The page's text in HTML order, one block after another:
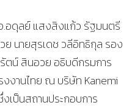
.อดุลย์ แสงสิงแก้ว รัฐมนตรี
ย นายสุรเดช วลีอิทธิกุล รอง
ตน์ สินอวย อธิบดีกรมการ
งานไทย ณ บริษัท Kanemi
เป็นสถานประกอบการ